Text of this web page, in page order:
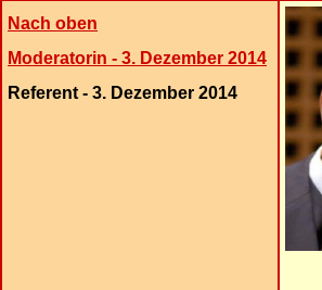
Nach oben
Moderatorin - 3. Dezember 2014
Referent - 3. Dezember 2014